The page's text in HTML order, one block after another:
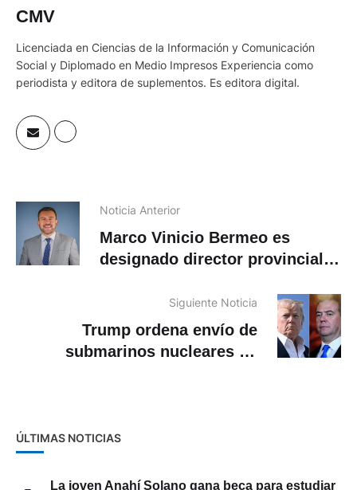
CMV
Licenciada en Ciencias de la Información y Comunicación
Social y Diplomado en Medio Impresos Experiencia como
periodista y editora de suplementos. Es editora digital.
Noticia Anterior
Marco Vinicio Bermeo es
designado director provincial
Siguiente Noticia
Trump ordena envío de
submarinos nucleares en
ÚLTIMAS NOTICIAS
La joven Anahí Solano gana beca para estudiar